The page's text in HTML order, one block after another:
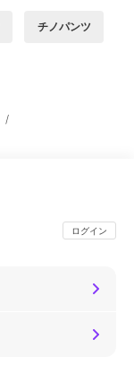
チノパンツ
/
ログイン